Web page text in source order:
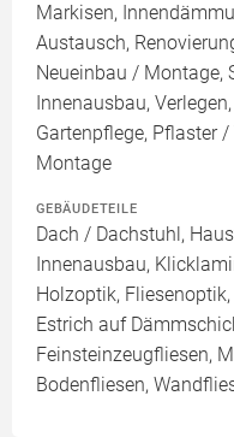
Markisen,
Austausch,
Neueinbau / Montage,
Innenausbau,
Gartenpflege, Pflaster
Montage
GEBÄUDETEILE
Dach / Dachstuhl,
Innenausbau,
Holzoptik,
Estrich auf
Feinsteinzeugfliesen,
Bodenfliesen,